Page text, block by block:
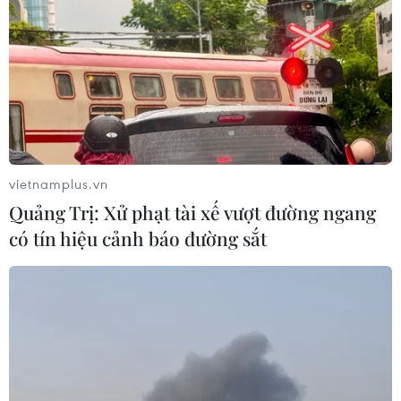
13/09/2023 09:13
Số nạn nhân thiệt mạng trong trận động đất tại Maroc
đã tăng lên 2.862 người, và nhiều người đã tự hỏi chính
xác thì chuyện gì đã xảy ra, tại sao trận động đất này
lại gây thương vong lớn tới như vậy?
vietnamplus.vn
Quảng Trị: Xử phạt tài xế vượt đường ngang
có tín hiệu cảnh báo đường sắt